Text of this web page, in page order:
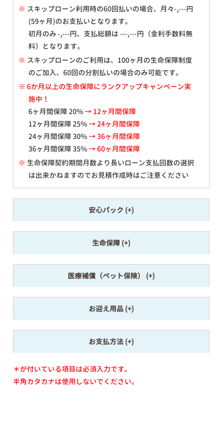
※ スキップローン利用時の60回払いの場合、月々-,---円
(59ヶ月)のお支払いとなります。
初月のみ-,---円、支払総額は---,---円（金利手数料無
料）となります。
※ スキップローンのご利用は、100ヶ月の生命保障制度
のご加入、60回の分割払いの場合のみ可能です。
※ 6か月以上の生命保障にランクアップキャンペーン実
施中！
6ヶ月間保障 20%→ 12ヶ月間保障
12ヶ月間保障 25%→ 24ヶ月間保障
24ヶ月間保障 30%→ 36ヶ月間保障
36ヶ月間保障 35%→ 60ヶ月間保障
※ 生命保障契約期間月数より長いローン支払回数の選択
は出来かねますのでお見積作成時はご注意ください
安心パック
生命保障
医療補償（ペット保険）
お迎え用品
お支払方法
＊が付いている項目は必須入力です。
半角カタカナは使用しないでください。